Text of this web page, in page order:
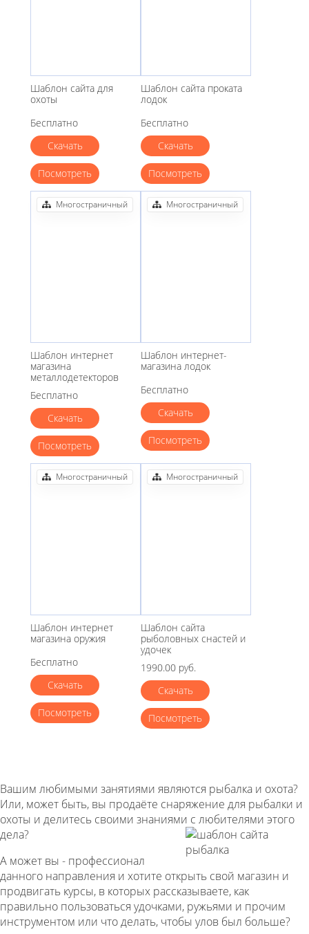
Шаблон сайта для
охоты
Бесплатно
Скачать
Посмотреть
Шаблон сайта проката
лодок
Бесплатно
Скачать
Посмотреть
Шаблон интернет
магазина
металлодетекторов
Бесплатно
Скачать
Посмотреть
Многостраничный
Шаблон интернет-
магазина лодок
Бесплатно
Скачать
Посмотреть
Многостраничный
Шаблон интернет
магазина оружия
Бесплатно
Скачать
Посмотреть
Многостраничный
Шаблон сайта
рыболовных снастей и
удочек
1990.00 руб.
Скачать
Посмотреть
Многостраничный
Вашим любимыми занятиями являются рыбалка и охота?
Или, может быть, вы продаёте снаряжение для рыбалки и
охоты и делитесь своими знаниями с любителями этого
дела?
А может вы - профессионал
данного направления и хотите открыть свой магазин и
продвигать курсы, в которых рассказываете, как
правильно пользоваться удочками, ружьями и прочим
инструментом или что делать, чтобы улов был больше?